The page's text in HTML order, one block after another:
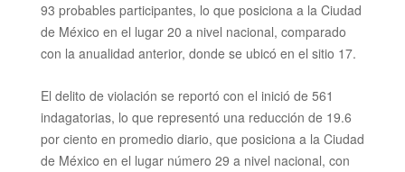
93 probables participantes, lo que posiciona a la Ciudad
de México en el lugar 20 a nivel nacional, comparado
con la anualidad anterior, donde se ubicó en el sitio 17.
El delito de violación se reportó con el inició de 561
indagatorias, lo que representó una reducción de 19.6
por ciento en promedio diario, que posiciona a la Ciudad
de México en el lugar número 29 a nivel nacional, con